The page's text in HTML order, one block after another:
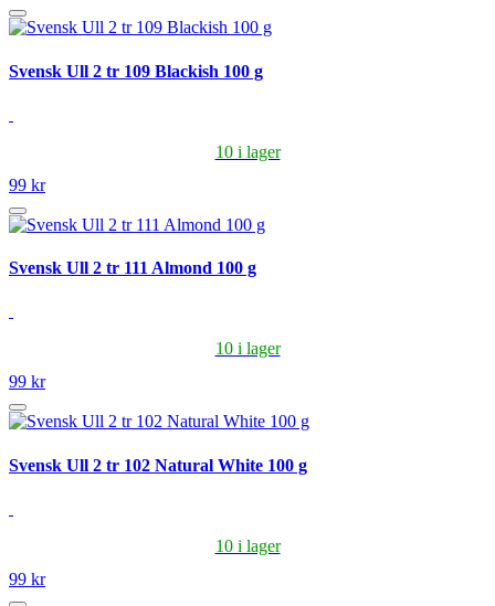
Svensk Ull 2 tr 109 Blackish 100 g
10 i lager
99 kr
Svensk Ull 2 tr 111 Almond 100 g
10 i lager
99 kr
Svensk Ull 2 tr 102 Natural White 100 g
10 i lager
99 kr